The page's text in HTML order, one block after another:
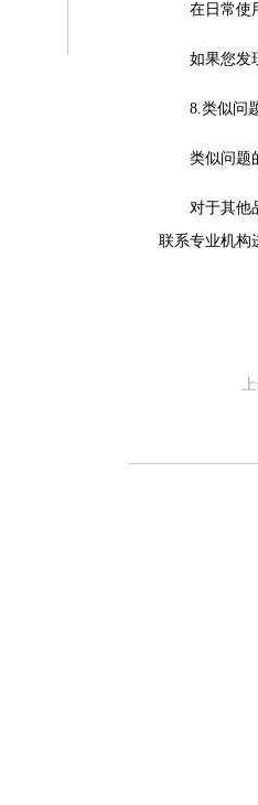
利路腕表时光售后服务中心（需提前预
一路腕表时光售后服务中心（需提前
中央路腕表时光售后服务中心（需提
央大街腕表时光售后服务中心（需提前
运大街腕表时光售后服务中心（需提前
府路与渤海大街交叉口腕表时光售后
街路137号亨得利名表维修授权店1楼
街路83号亨得利名表维修授权店1楼
市临河区新华街腕表时光售后服务中
勃湾区人民南路腕表时光售后服务中心
市集宁区恩和大街腕表时光售后服务
盟市锡林浩特市光明街与额尔敦路交
在日常使
如果您发
8.类似问
类似问题
对于其他
联系专业机构